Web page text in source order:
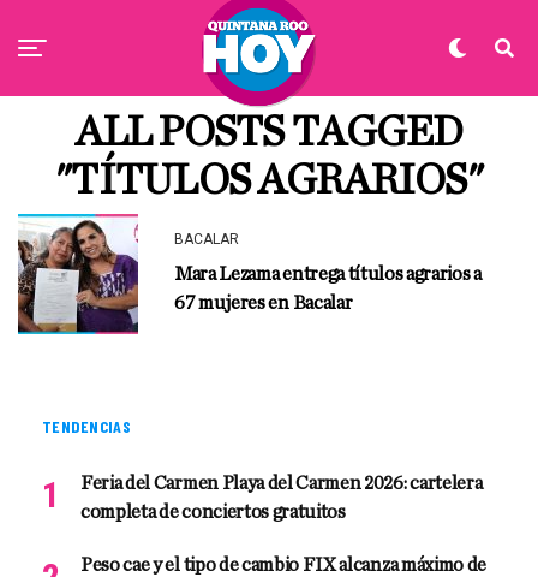
ALL POSTS TAGGED
"TÍTULOS AGRARIOS"
BACALAR
Mara Lezama entrega títulos agrarios a
67 mujeres en Bacalar
TENDENCIAS
Feria del Carmen Playa del Carmen 2026: cartelera
completa de conciertos gratuitos
Peso cae y el tipo de cambio FIX alcanza máximo de